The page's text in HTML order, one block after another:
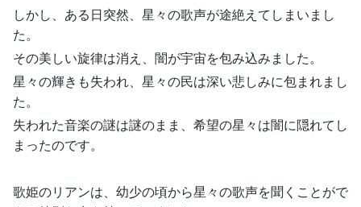
しかし、ある日突然、星々の歌声が途絶えてしまいまし
た。
その美しい旋律は消え、闇が宇宙を包み込みました。
星々の輝きも失われ、星々の民は深い悲しみに包まれまし
た。
失われた音楽の謎は謎のまま、希望の星々は闇に隠れてし
まったのです。
歌姫のリアンは、幼少の頃から星々の歌声を聞くことがで